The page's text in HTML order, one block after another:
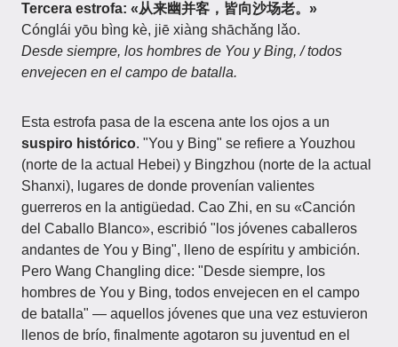
Tercera estrofa: «从来幽并客，皆向沙场老。»
Cónglái yōu bìng kè, jiē xiàng shāchǎng lǎo.
Desde siempre, los hombres de You y Bing, / todos
envejecen en el campo de batalla.
Esta estrofa pasa de la escena ante los ojos a un
suspiro histórico. "You y Bing" se refiere a Youzhou
(norte de la actual Hebei) y Bingzhou (norte de la actual
Shanxi), lugares de donde provenían valientes
guerreros en la antigüedad. Cao Zhi, en su «Canción
del Caballo Blanco», escribió "los jóvenes caballeros
andantes de You y Bing", lleno de espíritu y ambición.
Pero Wang Changling dice: "Desde siempre, los
hombres de You y Bing, todos envejecen en el campo
de batalla" — aquellos jóvenes que una vez estuvieron
llenos de brío, finalmente agotaron su juventud en el